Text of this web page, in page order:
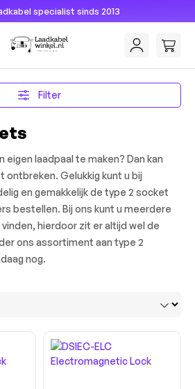
specialist sinds 2013
Filter
eigen laadpaal te maken? Dan kan
ontbreken. Gelukkig kunt u bij
en gemakkelijk de type 2 socket
bestellen. Bij ons kunt u meerdere
hierdoor zit er altijd wel de
ons assortiment aan type 2
nog.